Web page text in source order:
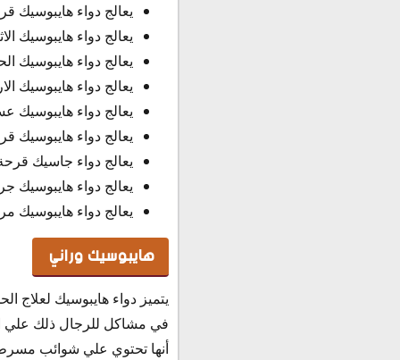
يعالج دواء هايبوسيك
يعالج دواء هايبوسيك
يعالج دواء هايبوسيك
يعالج دواء هايبوسيك
يعالج دواء هايبوسيك
يعالج دواء هايبوسيك
يعالج دواء جاسيك
يعالج دواء هايبوسيك
يعالج دواء هايبوسيك
هايبوسيك وراني
يتميز دواء هايبوسيك لعلاج
في مشاكل للرجال ذلك علي
أنها تحتوي علي شوائب